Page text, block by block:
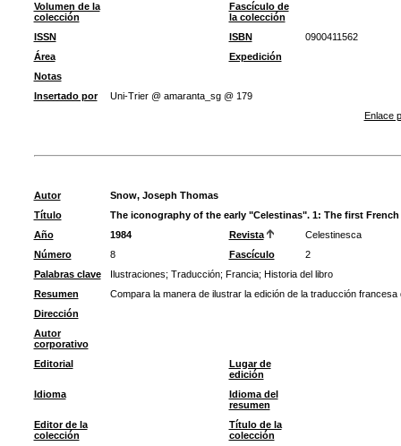
Volumen de la
colección
Fascículo de
la colección
ISSN
ISBN
0900411562
Área
Expedición
Notas
Insertado por
Uni-Trier @ amaranta_sg @ 179
Enlace
Autor
Snow, Joseph Thomas
Título
The iconography of the early "Celestinas". 1: The first
Año
1984 Revista
Celestinesca
Número
8 Fascículo
2
Palabras clave
Ilustraciones; Traducción; Francia; Historia del libro
Resumen
Compara la manera de ilustrar la edición de la traducción
Dirección
Autor
corporativo
Editorial
Lugar de
edición
Idioma
Idioma del
resumen
Editor de la
colección
Título de la
colección